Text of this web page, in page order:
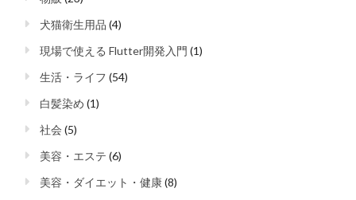
犬猫衛生用品 (4)
現場で使える Flutter開発入門 (1)
生活・ライフ (54)
白髪染め (1)
社会 (5)
美容・エステ (6)
美容・ダイエット・健康(8)